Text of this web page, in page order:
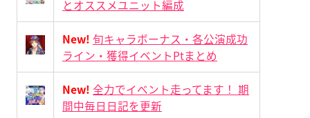
とオススメユニット編成
New! 旬キャラボーナス・各公演成功
ライン・獲得イベントPtまとめ
New! 全力でイベント走ってます！ 期
間中毎日日記を更新